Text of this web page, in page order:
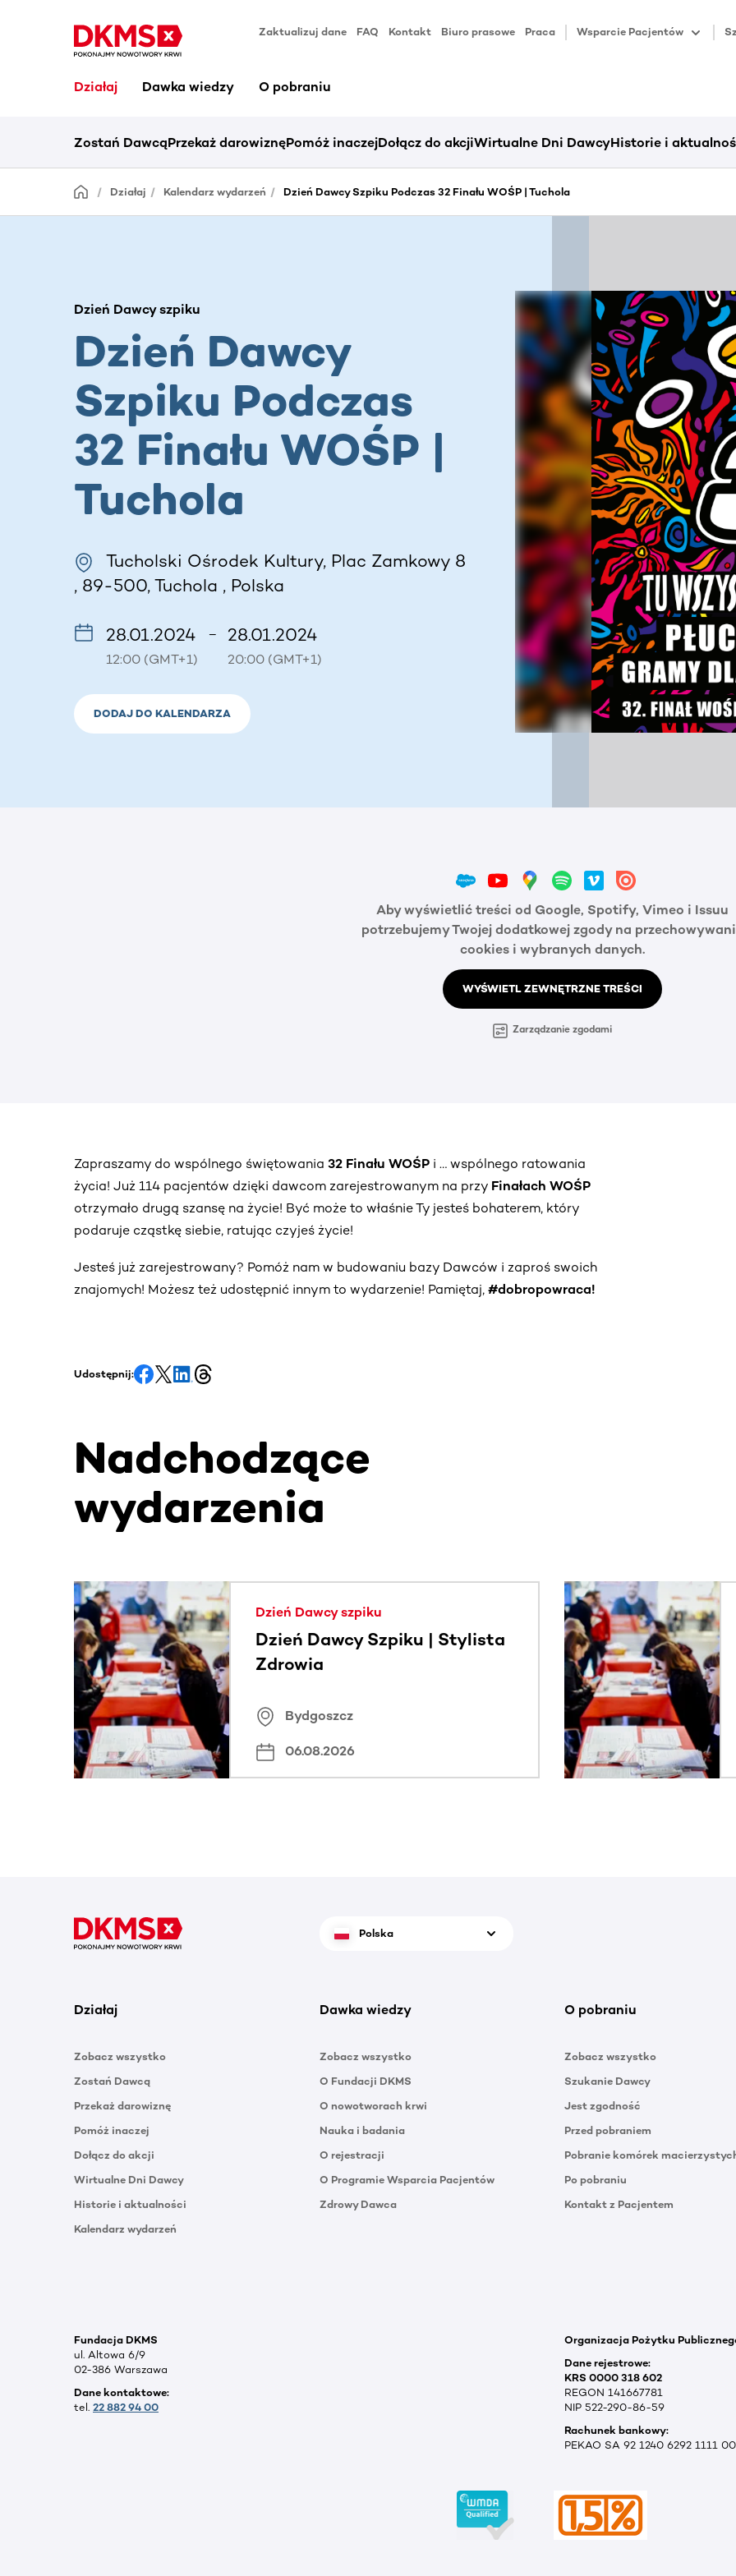
Zaktualizuj dane FAQ Kontakt Biuro prasowe Praca Wsparcie Pacjentów
Działaj Dawka wiedzy O pobraniu
Zostań DawcąPrzekaż darowiznęPomóż inaczejDołącz do akcjiWirtualne Dni DawcyHistorie i
Działaj Kalendarz wydarzeń Dzień Dawcy Szpiku Podczas 32 Finału WOŚP | Tuchola
Dzień Dawcy szpiku
Dzień Dawcy
Szpiku Podczas
32 Finału WOŚP |
Tuchola
Tucholski Ośrodek Kultury, Plac Zamkowy 8
, 89-500, Tuchola , Polska
28.01.2024
12:00 (GMT+1)
– 28.01.2024
20:00 (GMT+1)
DODAJ DO KALENDARZA
Aby wyświetlić treści od Google, Spotify, Vimeo i Issuu
potrzebujemy Twojej dodatkowej zgody na
cookies i wybranych danych.
WYŚWIETL ZEWNĘTRZNE TREŚCI
Zarządzanie zgodami
Zapraszamy do wspólnego świętowania 32 Finału WOŚP i … wspólnego ratowania
życia! Już 114 pacjentów dzięki dawcom zarejestrowanym na przy Finałach WOŚP
otrzymało drugą szansę na życie! Być może to właśnie Ty jesteś bohaterem, który
podaruje cząstkę siebie, ratując czyjeś życie!
Jesteś już zarejestrowany? Pomóż nam w budowaniu bazy Dawców i zaproś swoich
znajomych! Możesz też udostępnić innym to wydarzenie! Pamiętaj, #dobropowraca!
Udostępnij:
Nadchodzące
wydarzenia
Ta sekcja zawiera treści przewijane w poziomie. Użyj klawisza Tab lub przesuń palcem, aby zobaczyć
Dzień Dawcy szpiku
Dzień Dawcy Szpiku | Stylista
Zdrowia
Bydgoszcz
06.08.2026
Polska
Działaj
Zobacz wszystko
Zostań Dawcą
Przekaż darowiznę
Pomóż inaczej
Dołącz do akcji
Wirtualne Dni Dawcy
Historie i aktualności
Kalendarz wydarzeń
Dawka wiedzy
Zobacz wszystko
O Fundacji DKMS
O nowotworach krwi
Nauka i badania
O rejestracji
O Programie Wsparcia Pacjentów
Zdrowy Dawca
O pobraniu
Zobacz wszystko
Szukanie Dawcy
Jest zgodność
Przed pobraniem
Pobranie komórek
Po pobraniu
Kontakt z Pacjentem
Fundacja DKMS
ul. Altowa 6/9
02-386 Warszawa
Dane kontaktowe:
tel. 22 882 94 00
Organizacja Pożytku
Dane rejestrowe:
KRS 0000 318 602
REGON 141667781
NIP 522-290-86-59
Rachunek bankowy:
PEKAO SA 92 1240 6292 1111